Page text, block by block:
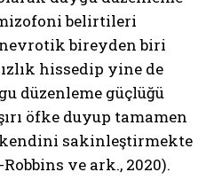
belirtileri
bireyden biri
hissedip yine de
düzenleme güçlüğü
öfke duyup tamamen
sakinleştirmekte
ve ark., 2020).